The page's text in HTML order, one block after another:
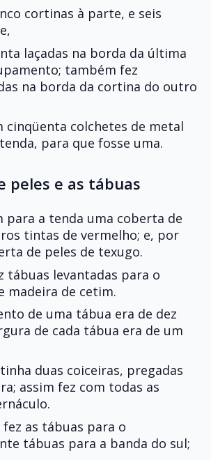
cortinas à parte, e seis
laçadas na borda da última
também fez
na borda da cortina do outro
cinqüenta colchetes de metal
para que fosse uma.
peles e as tábuas
para a tenda uma coberta de
tintas de vermelho; e, por
de peles de texugo.
tábuas levantadas para o
madeira de cetim.
de uma tábua era de dez
de cada tábua era de um
duas coiceiras, pregadas
assim fez com todas as
as tábuas para o
tábuas para a banda do sul;